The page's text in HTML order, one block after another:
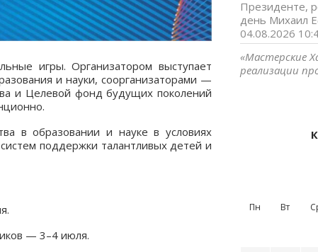
игры. Организатором выступает
и науки, соорганизаторами —
и Целевой фонд будущих поколений
в образовании и науке в условиях
поддержки талантливых детей и
— 3–4 июля.
Президенте,
день Михаил
04.08.2026
«Мастерские
реализации
Пн Вт